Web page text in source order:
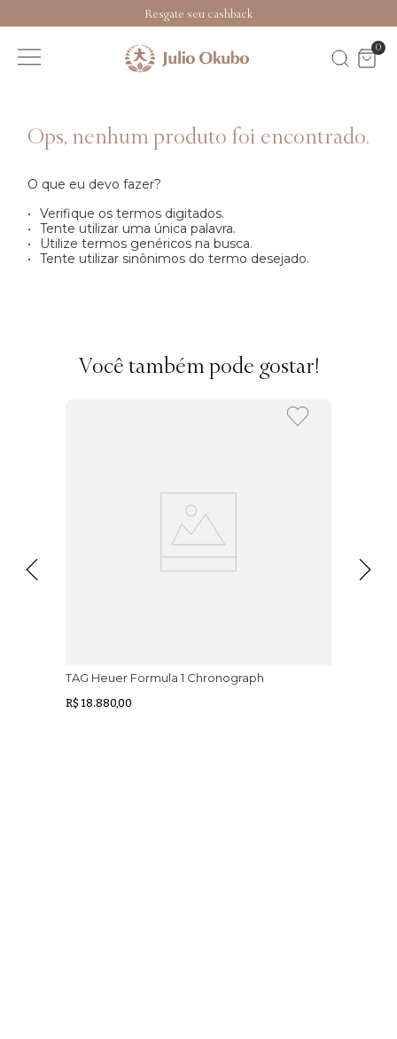
Resgate seu cashback
0
O que eu devo fazer?
Verifique os termos digitados.
Tente utilizar uma única palavra.
Utilize termos genéricos na busca.
Tente utilizar sinônimos do termo desejado.
Você também pode gostar!
TAG Heuer Formula 1 Chronograph
R$ 18.880,00